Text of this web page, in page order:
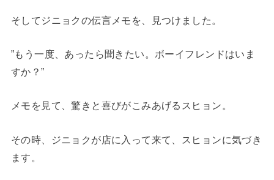
そしてジニョクの伝言メモを、見つけました。
”もう一度、あったら聞きたい。ボーイフレンドはいま
すか？”
メモを見て、驚きと喜びがこみあげるスヒョン。
その時、ジニョクが店に入って来て、スヒョンに気づき
ます。